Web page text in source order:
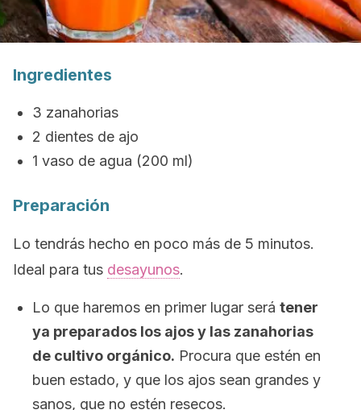
Ingredientes
3 zanahorias
2 dientes de ajo
1 vaso de agua (200 ml)
Preparación
Lo tendrás hecho en poco más de 5 minutos.
Ideal para tus desayunos.
Lo que haremos en primer lugar será tener
ya preparados los ajos y las zanahorias
de cultivo orgánico. Procura que estén en
buen estado, y que los ajos sean grandes y
sanos, que no estén resecos.